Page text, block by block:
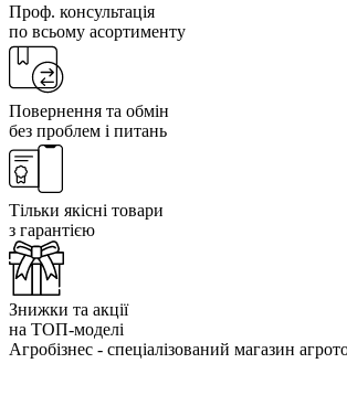
Проф. консультація
по всьому асортименту
Повернення та обмін
без проблем і питань
Тільки якісні товари
з гарантією
Знижки та акції
на ТОП-моделі
Агробізнес - спеціалізований магазин